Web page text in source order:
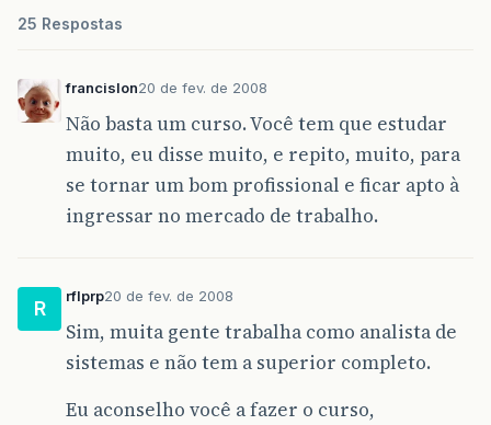
25 Respostas
francislon20 de fev. de 2008
Não basta um curso. Você tem que estudar
muito, eu disse muito, e repito, muito, para
se tornar um bom profissional e ficar apto à
ingressar no mercado de trabalho.
R
rflprp20 de fev. de 2008
Sim, muita gente trabalha como analista de
sistemas e não tem a superior completo.
Eu aconselho você a fazer o curso,